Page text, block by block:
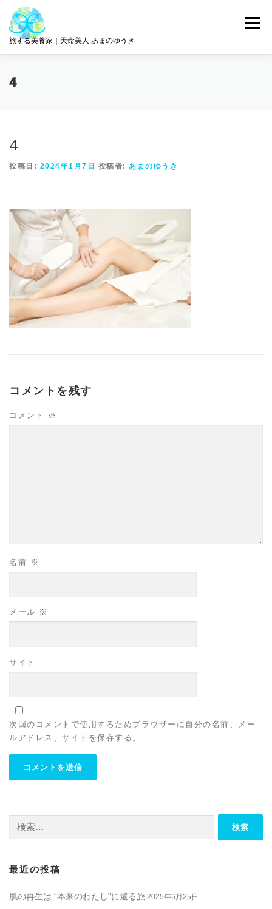
ツ
旅する美養家｜天命美人 あまのゆうき
メニュー
4
4
投稿日: 2024年1月7日 投稿者: あまのゆうき
コメントを残す
コメント ※
名前 ※
メール ※
サイト
次回のコメントで使用するためブラウザーに自分の名前、メー
ルアドレス、サイトを保存する。
最近の投稿
肌の再生は “本来のわたし”に還る旅 2025年6月25日